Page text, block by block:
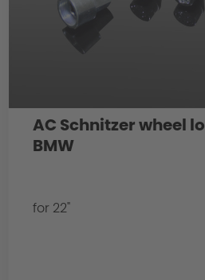
AC Schnitzer wheel
BMW
for 22"